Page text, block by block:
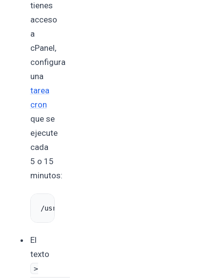
tienes
acceso
a
cPanel,
configura
una
tarea
cron
que se
ejecute
cada
5 o 15
minutos:
/usr/
El
texto
>